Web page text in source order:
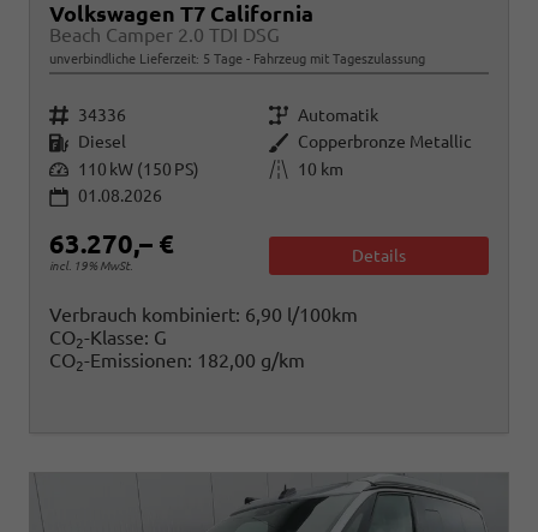
Volkswagen T7 California
Beach Camper 2.0 TDI DSG
unverbindliche Lieferzeit: 5 Tage Fahrzeug mit Tageszulassung
Fahrzeugnr. 34336 Getriebe Automatik
Kraftstoff Diesel Außenfarbe Copperbronze Metallic
Leistung 110 kW (150 PS) Kilometerstand
10 km
01.08.2026
63.270,– €
incl. 19% MwSt.
Details
Verbrauch kombiniert: 6,90 l/100km
CO2-Klasse: G
CO2-Emissionen: 182,00 g/km